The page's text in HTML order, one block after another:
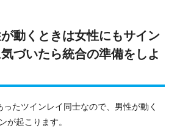
動くときは女性にもサイン
づいたら統合の準備をしよ
たツインレイ同士なので、男性が動く
が起こります。